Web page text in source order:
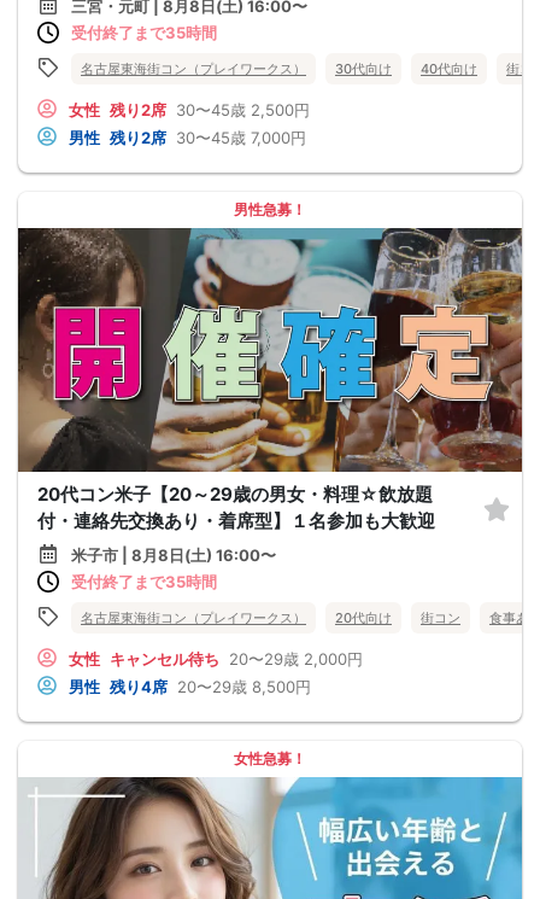
三宮・元町 | 8月8日(土) 16:00〜
受付終了まで35時間
名古屋東海街コン（プレイワークス） 30代向け 40代向け 街コ
女性 残り2席 30〜45歳 2,500円
男性 残り2席 30〜45歳 7,000円
男性急募！
20代コン米子【20～29歳の男女・料理☆飲放題
付・連絡先交換あり・着席型】１名参加も大歓迎
米子市 | 8月8日(土) 16:00〜
受付終了まで35時間
名古屋東海街コン（プレイワークス） 20代向け 街コン 食事あ
女性 キャンセル待ち 20〜29歳 2,000円
男性 残り4席 20〜29歳 8,500円
女性急募！